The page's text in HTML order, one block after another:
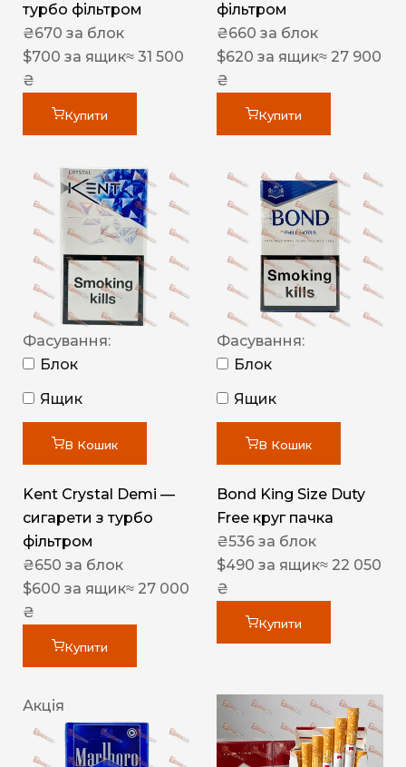
турбо фільтром
₴670 за блок
$700 за ящик≈ 31 500
₴
Купити
фільтром
₴660 за блок
$620 за ящик≈ 27 900
₴
Купити
Фасування:
Блок
Ящик
В Кошик
Kent Crystal Demi —
сигарети з турбо
фільтром
₴650 за блок
$600 за ящик≈ 27 000
₴
Купити
Фасування:
Блок
Ящик
В Кошик
Bond King Size Duty
Free круг пачка
₴536 за блок
$490 за ящик≈ 22 050
₴
Купити
Акція